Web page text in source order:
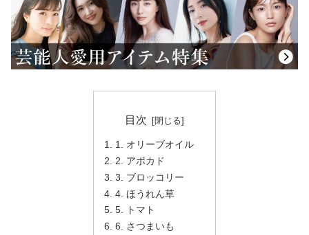
目次
1. オリーブオイル
2. アボカド
3. ブロッコリー
4. ほうれん草
5. トマト
6. さつまいも